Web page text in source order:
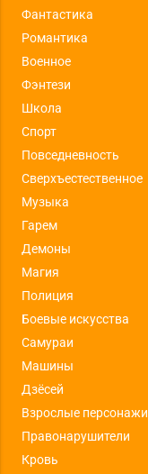
Фантастика
Романтика
Военное
Фэнтези
Школа
Спорт
Повседневность
Сверхъестественное
Музыка
Гарем
Демоны
Магия
Полиция
Боевые искусства
Самураи
Машины
Дзёсей
Взрослые персонажи
Правонарушители
Кровь